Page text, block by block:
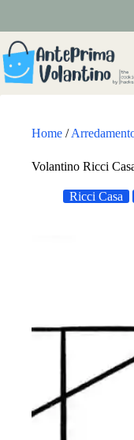
contenuto
Home /
Volantino Ricci
Ricci Casa